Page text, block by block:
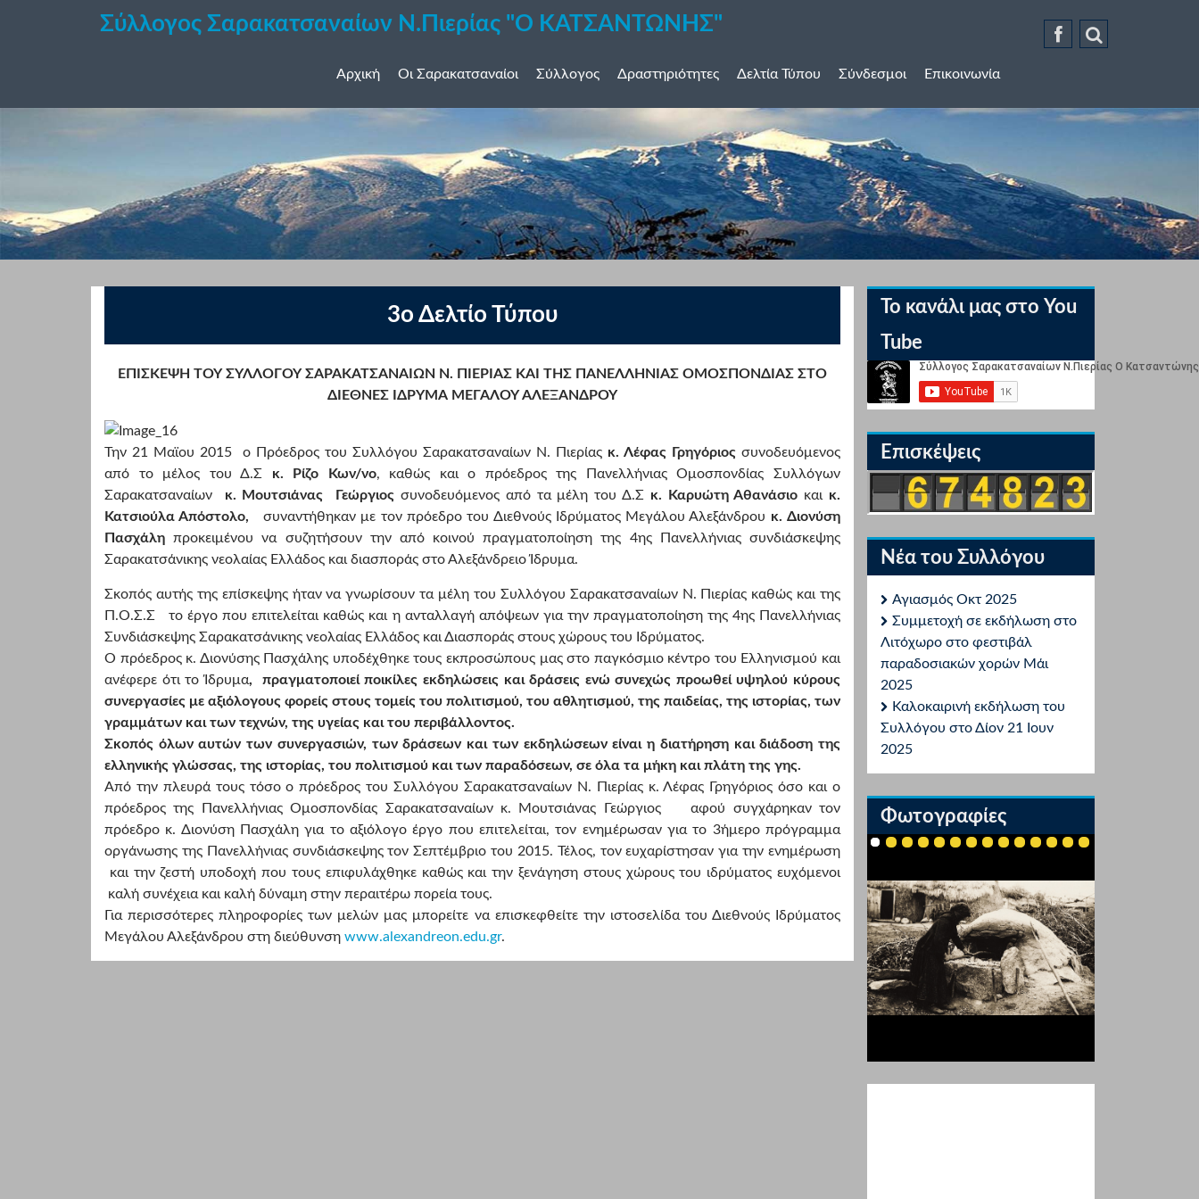
Σύλλογος Σαρακατσαναίων Ν.Πιερίας "Ο ΚΑΤΣΑΝΤΩΝΗΣ"
Αρχική Οι Σαρακατσαναίοι Σύλλογος Δραστηριότητες Δελτία Τύπου Σύνδεσμοι Επικοινωνία
3ο Δελτίο Τύπου
ΕΠΙΣΚΕΨΗ ΤΟΥ ΣΥΛΛΟΓΟΥ ΣΑΡΑΚΑΤΣΑΝΑΙΩΝ Ν. ΠΙΕΡΙΑΣ ΚΑΙ ΤΗΣ ΠΑΝΕΛΛΗΝΙΑΣ ΟΜΟΣΠΟΝΔΙΑΣ ΣΤΟ
ΔΙΕΘΝΕΣ ΙΔΡΥΜΑ ΜΕΓΑΛΟΥ ΑΛΕΞΑΝΔΡΟΥ
Την 21 Μαϊου 2015 ο Πρόεδρος του Συλλόγου Σαρακατσαναίων Ν. Πιερίας κ. Λέφας Γρηγόριος συνοδευόμενος
από το μέλος του Δ.Σ κ. Ρίζο Κων/νο, καθώς και ο πρόεδρος της Πανελλήνιας Ομοσπονδίας Συλλόγων
Σαρακατσαναίων κ. Μουτσιάνας Γεώργιος συνοδευόμενος από τα μέλητου Δ.Σ κ. Καρυώτη Αθανάσιο και κ.
Κατσιούλα Απόστολο, συναντήθηκαν με τον πρόεδρο του Διεθνούς Ιδρύματος Μεγάλου Αλεξάνδρου κ. Διονύση
Πασχάλη προκειμένου να συζητήσουν την από κοινού πραγματοποίηση της 4ης Πανελλήνιας συνδιάσκεψης
Σαρακατσάνικης νεολαίας Ελλάδος και διασποράς στο Αλεξάνδρειο Ίδρυμα.
Σκοπός αυτής της επίσκεψης ήταν να γνωρίσουν τα μέλη του Συλλόγου Σαρακατσαναίων Ν. Πιερίας καθώς και της
Π.Ο.Σ.Σ το έργο που επιτελείται καθώς και η ανταλλαγή απόψεων για την πραγματοποίηση της 4ης Πανελλήνιας
Συνδιάσκεψης Σαρακατσάνικης νεολαίας Ελλάδος και Διασποράς στους χώρους του Ιδρύματος.
Ο πρόεδρος κ. Διονύσης Πασχάλης υποδέχθηκε τους εκπροσώπους μας στο παγκόσμιο κέντρο του Ελληνισμού και
ανέφερε ότι το Ίδρυμα,
πραγματοποιεί ποικίλες εκδηλώσεις και δράσεις ενώ συνεχώς προωθεί υψηλού κύρους
συνεργασίες με αξιόλογους φορείς στους τομείς του πολιτισμού, του αθλητισμού, της παιδείας, της ιστορίας, των
γραμμάτων και των τεχνών, της υγείας και του περιβάλλοντος.
Σκοπός όλων αυτών των συνεργασιών, των δράσεων και των εκδηλώσεων είναι η διατήρηση και διάδοση της
ελληνικής γλώσσας, της ιστορίας, του πολιτισμού και των παραδόσεων, σε όλα τα μήκη και πλάτη της γης.
Από την πλευρά τους τόσο ο πρόεδρος του Συλλόγου Σαρακατσαναίων Ν. Πιερίας κ. Λέφας Γρηγόριος όσο και ο
πρόεδρος της Πανελλήνιας Ομοσπονδίας Σαρακατσαναίων κ. Μουτσιάνας Γεώργιος αφού συγχάρηκαν τον
πρόεδρο κ. Διονύση Πασχάλη για το αξιόλογο έργο που επιτελείται, τον ενημέρωσαν για το 3ήμερο πρόγραμμα
οργάνωσης της Πανελλήνιας συνδιάσκεψης τον Σεπτέμβριο του 2015. Τέλος, τον ευχαρίστησαν για την ενημέρωση
και την ζεστή υποδοχή που τους επιφυλάχθηκε καθώς και την ξενάγηση στους χώρους του ιδρύματος ευχόμενοι
καλή συνέχεια και καλή δύναμη στην περαιτέρω πορεία τους.
Για περισσότερες πληροφορίες των μελών μας μπορείτε να επισκεφθείτε την ιστοσελίδα του Διεθνούς Ιδρύματος
Μεγάλου Αλεξάνδρου στη διεύθυνση www.alexandreon.edu.gr.
Το κανάλι μας στο You
Tube
Επισκέψεις
Νέα του Συλλόγου
Αγιασμός Οκτ 2025
Συμμετοχή σε εκδήλωση στο
Λιτόχωρο στο φεστιβάλ
παραδοσιακών χορών Μάι
2025
Καλοκαιρινή εκδήλωση του
Συλλόγου στο Δίον 21 Ιουν
2025
Φωτογραφίες